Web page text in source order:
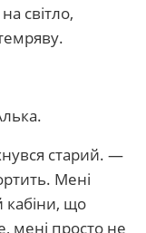
світло,
старий. —
Мені
кабіни, що
мені просто не